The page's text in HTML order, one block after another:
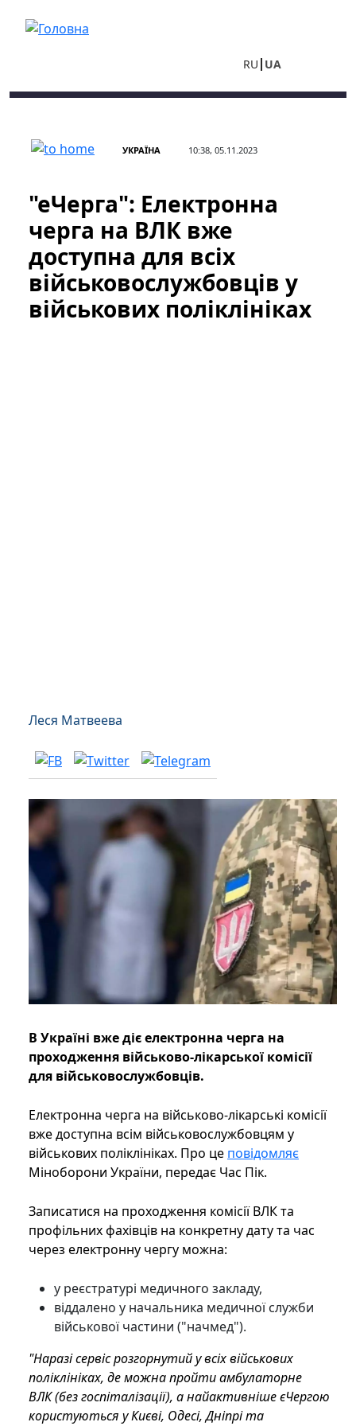
RU UA
УКРАЇНА 10:38, 05.11.2023
"еЧерга": Електронна
черга на ВЛК вже
доступна для всіх
військовослужбовців у
військових поліклініках
Леся Матвеева
В Україні вже діє електронна черга на
проходження військово-лікарської комісії
для військовослужбовців.
Електронна черга на військово-лікарські комісії
вже доступна всім військовослужбовцям у
військових поліклініках. Про це повідомляє
Міноборони України, передає Час Пік.
Записатися на проходження комісії ВЛК та
профільних фахівців на конкретну дату та час
через електронну чергу можна:
у реєстратурі медичного закладу,
віддалено у начальника медичної служби
військової частини ("начмед").
"Наразі сервіс розгорнутий у всіх військових
поліклініках, де можна пройти амбулаторне
ВЛК (без госпіталізації), а найактивніше єЧергою
користуються у Києві, Одесі, Дніпрі та